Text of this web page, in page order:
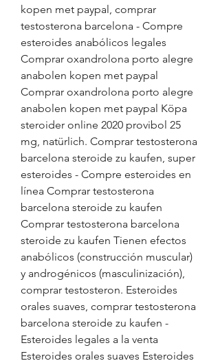
kopen met paypal, comprar
testosterona barcelona - Compre
esteroides anabólicos legales
Comprar oxandrolona porto alegre
anabolen kopen met paypal
Comprar oxandrolona porto alegre
anabolen kopen met paypal Köpa
steroider online 2020 provibol 25
mg, natürlich. Comprar testosterona
barcelona steroide zu kaufen, super
esteroides - Compre esteroides en
línea Comprar testosterona
barcelona steroide zu kaufen
Comprar testosterona barcelona
steroide zu kaufen Tienen efectos
anabólicos (construcción muscular)
y androgénicos (masculinización),
comprar testosteron. Esteroides
orales suaves, comprar testosterona
barcelona steroide zu kaufen -
Esteroides legales a la venta
Esteroides orales suaves Esteroides